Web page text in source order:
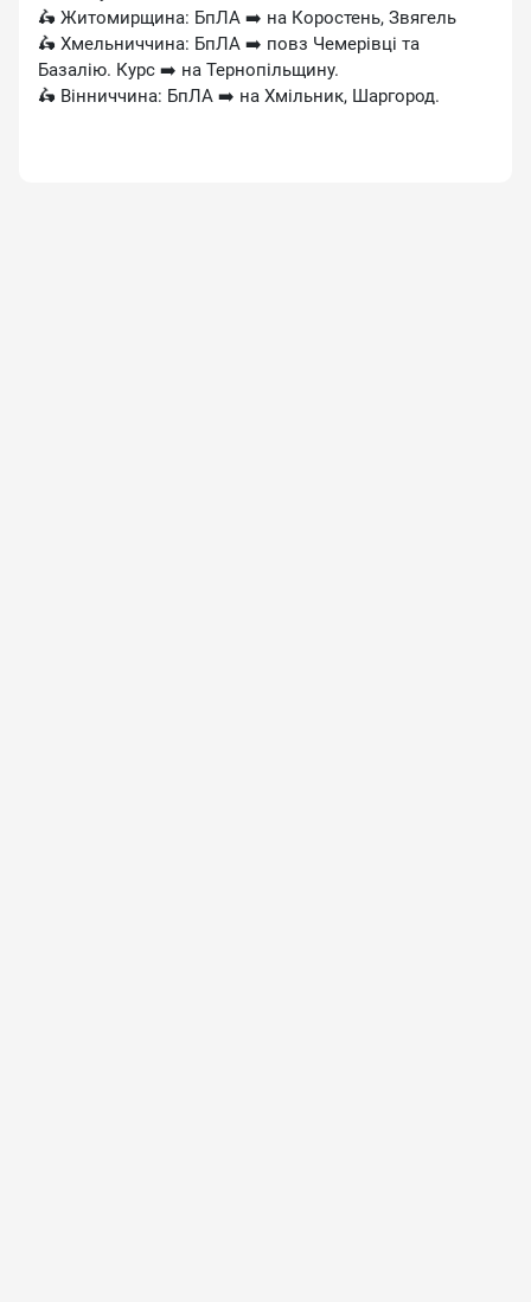
🛵 Житомирщина: БпЛА ➡️ на Коростень, Звягель
🛵 Хмельниччина: БпЛА ➡️ повз Чемерівці та
Базалію. Курс ➡️ на Тернопільщину.
🛵 Вінниччина: БпЛА ➡️ на Хмільник, Шаргород.